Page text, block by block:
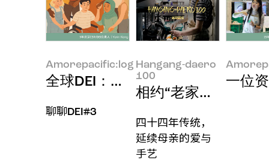
Amorepacific:log
全球DEI：美欧亚篇​​
聊聊DEI#3
Hangang-daero
100
相约“老家面馆”店
四十四年传统，
延续母亲的爱与
手艺
一位